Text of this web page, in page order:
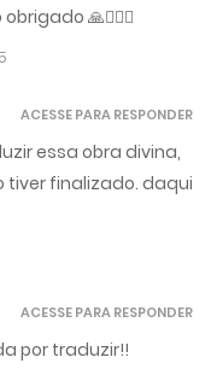
🙏🙇🏻‍♂️
essa obra divina,
tiver finalizado. daqui
ACESSE PARA RESPONDER
por traduzir!!
ACESSE PARA RESPONDER